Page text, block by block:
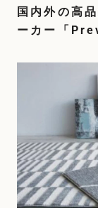
国内外の高
ーカー「